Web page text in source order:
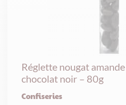
Réglette nougat
chocolat noir – 80g
Confiseries